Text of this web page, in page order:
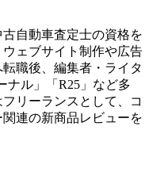
自動車査定士の資格を
ェブサイト制作や広告
職後、編集者・ライタ
ナル」「R25」など多
リーランスとして、コ
連の新商品レビューを